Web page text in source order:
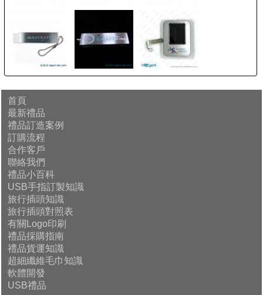
首頁
最新禮品
禮品訂造案例
訂購流程
合作客戶
聯絡我們
禮品小百科
USB手指訂製知識
旅行插頭知識
旅行插頭對照表
有關Logo印刷
禮品採購指南
禮品貨運知識
超細纖維毛巾知識
軟體開發
USB禮品